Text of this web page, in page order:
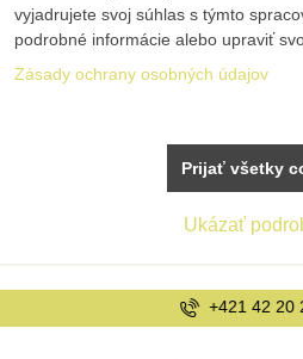
+421 42 20
vyjadrujete svoj súhlas s týmto
podrobné informácie alebo upraviť
Zásady ochrany osobných údajov
Ukázať
Prijať všetky